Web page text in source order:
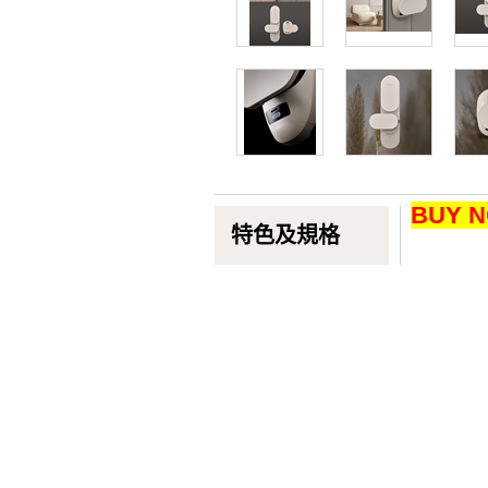
特色及規格
BUY